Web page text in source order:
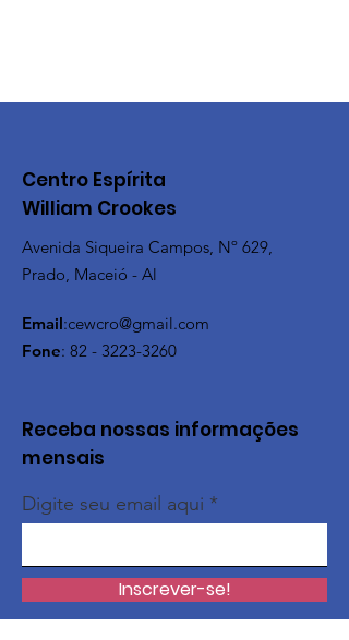
Centro Espírita
William Crookes
Avenida Siqueira Campos, Nº 629,
Prado, Maceió - Al
Email:cewcro@gmail.com
Fone: 82 - 3223-3260
Receba nossas informações
mensais
Digite seu email aqui
Inscrever-se!